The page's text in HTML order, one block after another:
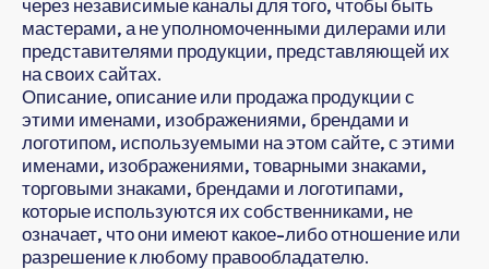
через независимые каналы для того, чтобы быть
мастерами, а не уполномоченными дилерами или
представителями продукции, представляющей их
на своих сайтах.
Описание, описание или продажа продукции с
этими именами, изображениями, брендами и
логотипом, используемыми на этом сайте, с этими
именами, изображениями, товарными знаками,
торговыми знаками, брендами и логотипами,
которые используются их собственниками, не
означает, что они имеют какое-либо отношение или
разрешение к любому правообладателю.